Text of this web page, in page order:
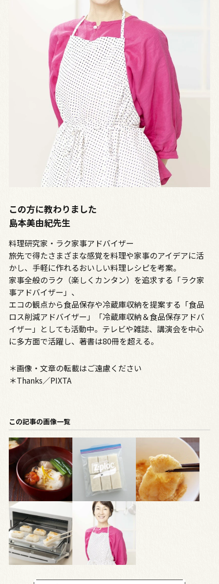
この方に教わりました
島本美由紀先生
料理研究家・ラク家事アドバイザー
旅先で得たさまざまな感覚を料理や家事のアイデアに活
かし、手軽に作れるおいしい料理レシピを考案。
家事全般のラク（楽しくカンタン）を追求する「ラク家
事アドバイザー」、
エコの観点から食品保存や冷蔵庫収納を提案する「食品
ロス削減アドバイザー」「冷蔵庫収納＆食品保存アドバ
イザー」としても活動中。テレビや雑誌、講演会を中心
に多方面で活躍し、著書は80冊を超える。
＊画像・文章の転載はご遠慮ください
＊Thanks／PIXTA
この記事の画像一覧